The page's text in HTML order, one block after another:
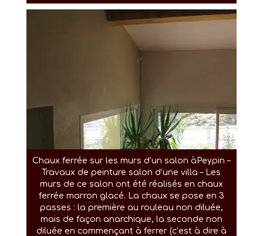
Chaux ferrée sur les murs d’un salon àPeypin –
Travaux de peinture salon d’une villa – Les
murs de ce salon ont été réalisés en chaux
ferrée marron glacé. La chaux se pose en 3
passes : la première au rouleau non diluée,
mais de façon anarchique, la seconde non
diluée en commençant à ferrer (c’est à dire à